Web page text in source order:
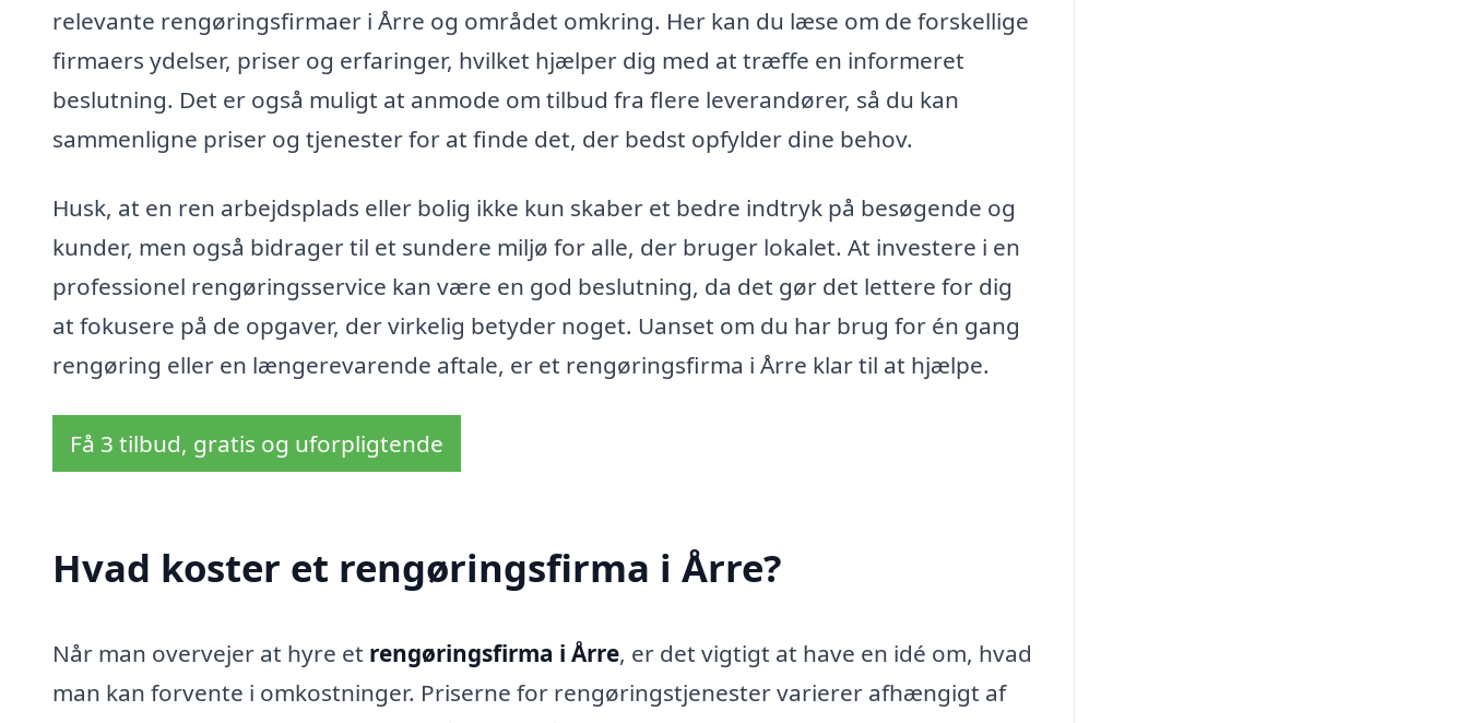
relevante rengøringsfirmaer i Årre og området omkring. Her kan du læse om de forskellige
firmaers ydelser, priser og erfaringer, hvilket hjælper dig med at træffe en informeret
beslutning. Det er også muligt at anmode om tilbud fra flere leverandører, så du kan
sammenligne priser og tjenester for at finde det, der bedst opfylder dine behov.
Husk, at en ren arbejdsplads eller bolig ikke kun skaber et bedre indtryk på besøgende og
kunder, men også bidrager til et sundere miljø for alle, der bruger lokalet. At investere i en
professionel rengøringsservice kan være en god beslutning, da det gør det lettere for dig
at fokusere på de opgaver, der virkelig betyder noget. Uanset om du har brug for én gang
rengøring eller en længerevarende aftale, er et rengøringsfirma i Årre klar til at hjælpe.
Få 3 tilbud, gratis og uforpligtende
Hvad koster et rengøringsfirma i Årre?
Når man overvejer at hyre et rengøringsfirma i Årre, er det vigtigt at have en idé om, hvad
man kan forvente i omkostninger. Priserne for rengøringstjenester varierer afhængigt af